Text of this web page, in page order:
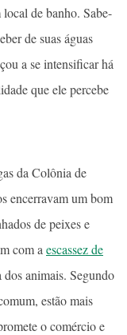
de banho. Sabe-
de suas águas
a se intensificar há
que ele percebe
da Colônia de
encerravam um bom
de peixes e
com a escassez de
dos animais. Segundo
estão mais
o comércio e